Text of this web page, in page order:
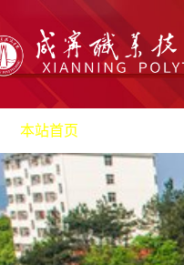
本站首页